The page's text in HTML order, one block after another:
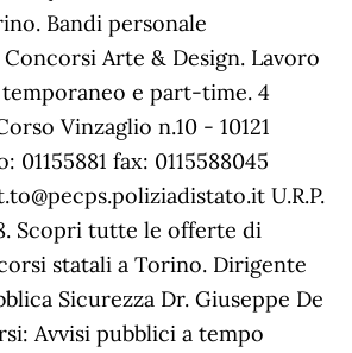
Bandi personale
Arte & Design. Lavoro
e part-time. 4
Vinzaglio n.10 - 10121
fax: 0115588045
U.R.P.
Scopri tutte le offerte di
statali a Torino. Dirigente
Sicurezza Dr. Giuseppe De
Avvisi pubblici a tempo